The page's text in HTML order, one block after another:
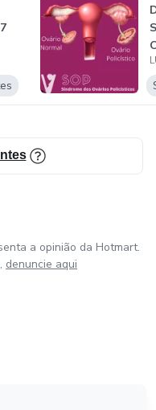
a opinião da Hotmart.
denuncie aqui